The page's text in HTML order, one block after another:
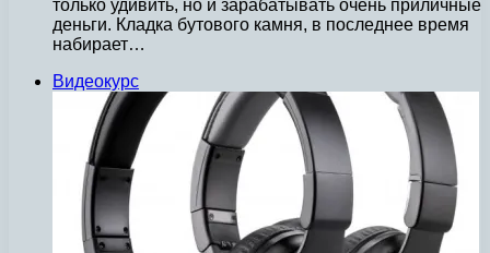
только удивить, но и зарабатывать очень приличные
деньги. Кладка бутового камня, в последнее время
набирает…
Видеокурс